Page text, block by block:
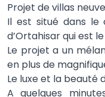
Projet de villas
Il est situé dans le
d’Ortahisar qui est
Le projet a un
en plus de
Le luxe et la beauté
A quelques